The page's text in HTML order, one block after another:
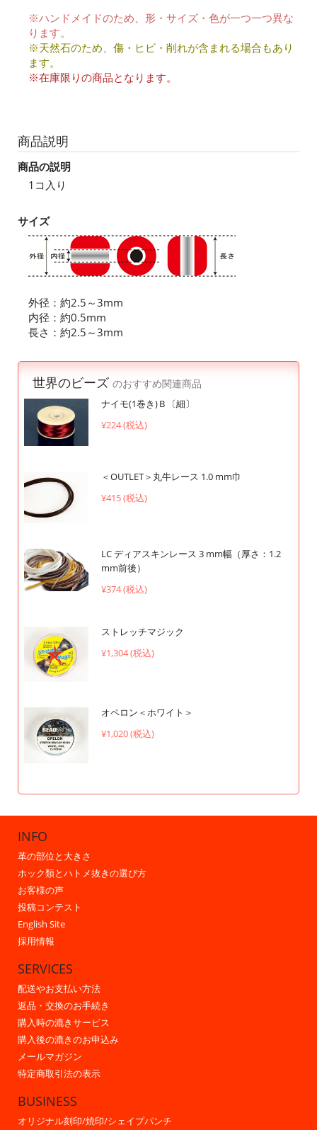
※ハンドメイドのため、形・サイズ・色が一つ一つ異な
ります。
※天然石のため、傷・ヒビ・削れが含まれる場合もあり
ます。
※在庫限りの商品となります。
商品説明
商品の説明
1コ入り
サイズ
外径：約2.5～3mm
内径：約0.5mm
長さ：約2.5～3mm
世界のビーズ のおすすめ関連商品
ナイモ(1巻き)Ｂ〔細〕
¥224 (税込)
＜OUTLET＞丸牛レース 1.0 mm巾
¥415 (税込)
LC ディアスキンレース 3 mm幅（厚さ：1.2
mm前後）
¥374 (税込)
ストレッチマジック
¥1,304 (税込)
オペロン＜ホワイト＞
¥1,020 (税込)
INFO
革の部位と大きさ
ホック類とハトメ抜きの選び方
お客様の声
投稿コンテスト
English Site
採用情報
SERVICES
配送やお支払い方法
返品・交換のお手続き
購入時の漉きサービス
購入後の漉きのお申込み
メールマガジン
特定商取引法の表示
BUSINESS
オリジナル刻印/焼印/シェイプパンチ